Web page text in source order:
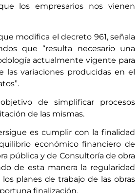
los empresarios nos vienen
modifica el decreto 961, señala
que “resulta necesario una
actualmente vigente para
las variaciones producidas en el
de simplificar procesos
de las mismas.
es cumplir con la finalidad
económico financiero de
pública y de Consultoría de obra
de esta manera la regularidad
planes de trabajo de las obras
finalización.